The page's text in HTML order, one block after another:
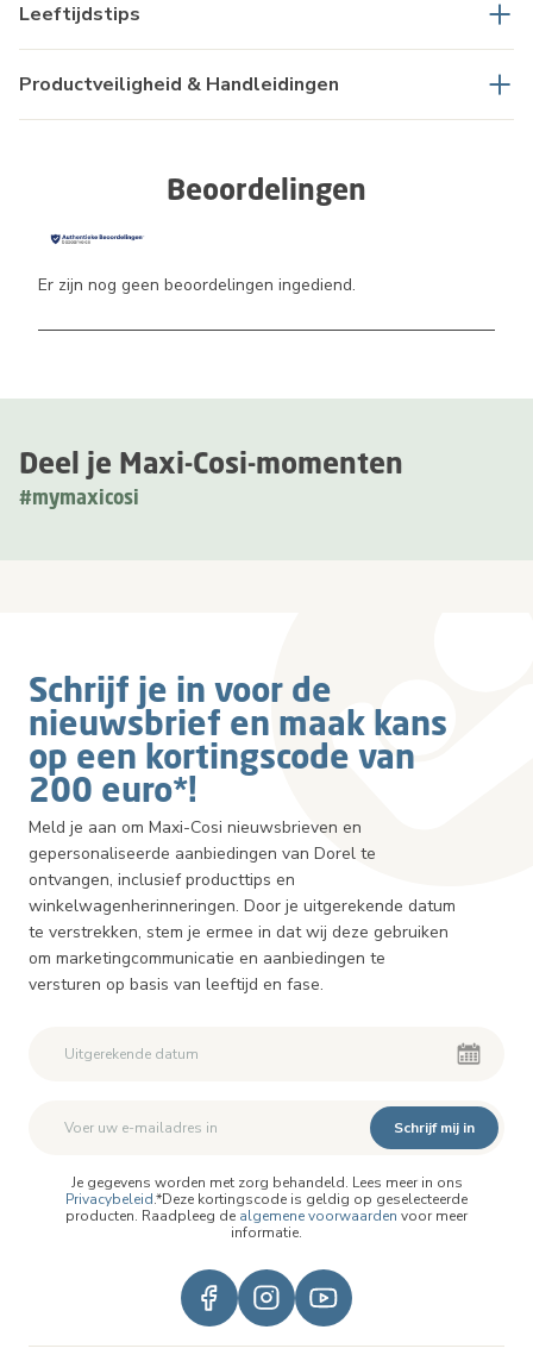
Leeftijdstips
Productveiligheid & Handleidingen
Deel je Maxi-Cosi-momenten
#mymaxicosi
Beoordelingen
Er zijn nog geen beoordelingen ingediend.
Schrijf je in voor de
nieuwsbrief en maak kans
op een kortingscode van
200 euro*!
Meld je aan om Maxi-Cosi nieuwsbrieven en
gepersonaliseerde aanbiedingen van Dorel te
ontvangen, inclusief producttips en
winkelwagenherinneringen. Door je uitgerekende datum
te verstrekken, stem je ermee in dat wij deze gebruiken
om marketingcommunicatie en aanbiedingen te
versturen op basis van leeftijd en fase.
Schrijf mij in
Je gegevens worden met zorg behandeld. Lees meer in ons
Privacybeleid.*Deze kortingscode is geldig op geselecteerde
producten. Raadpleeg de algemene voorwaarden voor meer
informatie.